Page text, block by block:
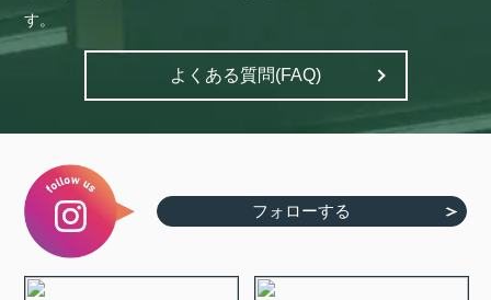
す。
よくある質問(FAQ)
フォローする